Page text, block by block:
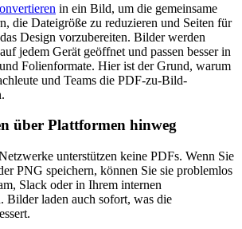
in ein Bild, um die gemeinsame
die Dateigröße zu reduzieren und Seiten für
Design vorzubereiten. Bilder werden
jedem Gerät geöffnet und passen besser in
Folienformate. Hier ist der Grund, warum
und Teams die PDF-zu-Bild-
über Plattformen hinweg
unterstützen keine PDFs. Wenn Sie
PNG speichern, können Sie sie problemlos
Slack oder in Ihrem internen
Bilder laden auch sofort, was die